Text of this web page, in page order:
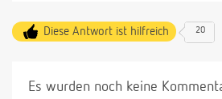
Diese Antwort ist hilfreich 20
Es wurden noch keine